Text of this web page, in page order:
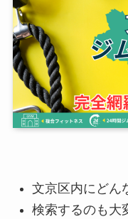
文京区内にどん
検索するのも大